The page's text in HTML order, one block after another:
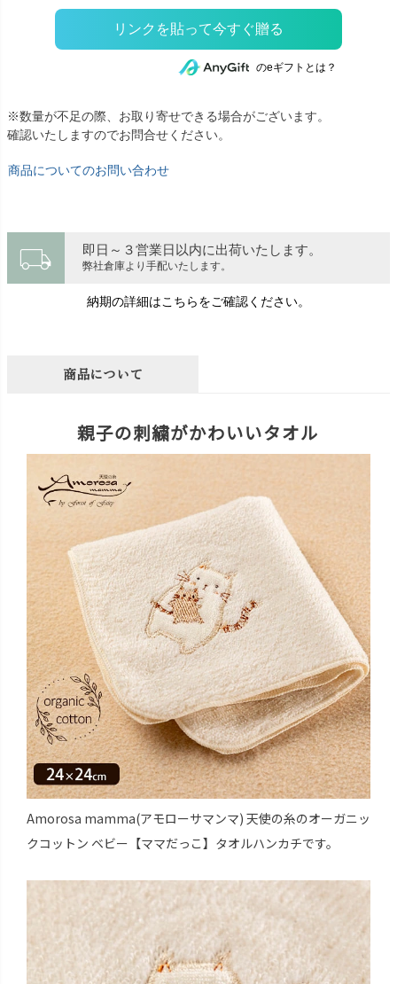
のeギフトとは？
※数量が不足の際、お取り寄せできる場合がございます。
確認いたしますのでお問合せください。
商品についてのお問い合わせ
local_shipping 即日～３営業日以内に出荷いたします。
弊社倉庫より手配いたします。
納期の詳細はこちらをご確認ください。
商品について
親子の刺繍がかわいいタオル
Amorosa mamma(アモローサマンマ) 天使の糸のオーガニッ
クコットン ベビー【ママだっこ】タオルハンカチです。